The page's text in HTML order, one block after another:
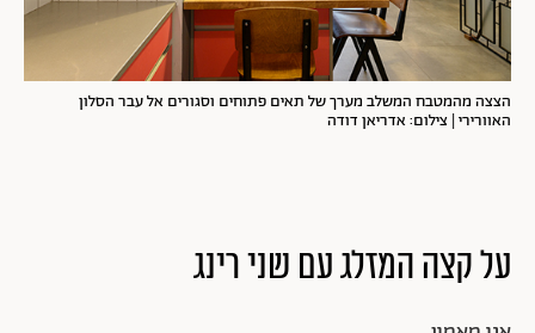
הצצה מהמטבח המשלב מערך של תאים פתוחים וסגורים אל עבר הסלון
האוורירי | צילום: אדריאן דודה
על קצה המזלג עם שני רינג